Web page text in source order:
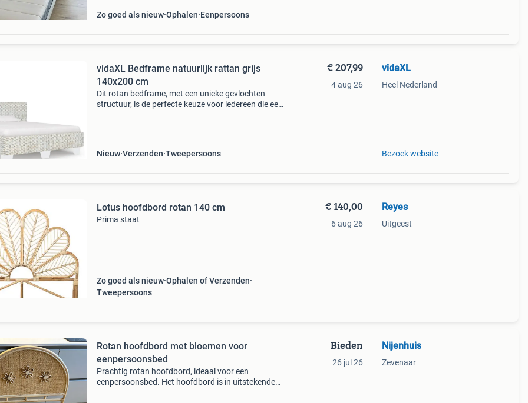
Zo goed als nieuw Ophalen Eenpersoons
vidaXL Bedframe natuurlijk rattan grijs
140x200 cm
Dit rotan bedframe, met een unieke gevlochten
structuur, is de perfecte keuze voor iedereen die een
Nieuw Verzenden Tweepersoons
€ 207,99
4 aug 26
vidaXL
Heel Nederland
Bezoek website
Lotus hoofdbord rotan 140 cm
Prima staat
Zo goed als nieuw Ophalen of Verzenden
Tweepersoons
€ 140,00
6 aug 26
Reyes
Uitgeest
Rotan hoofdbord met bloemen voor
eenpersoonsbed
Prachtig rotan hoofdbord, ideaal voor een
eenpersoonsbed. Het hoofdbord is in uitstekende
Bieden
26 jul 26
Nijenhuis
Zevenaar